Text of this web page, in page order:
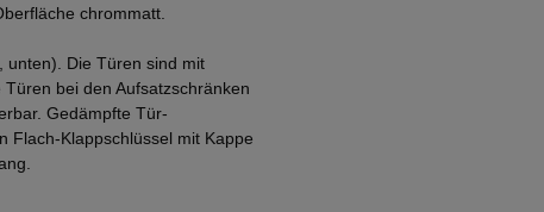
chrommatt.
unten). Die Türen sind mit
bei den Aufsatzschränken
Gedämpfte Tür-
Flach-Klappschlüssel mit Kappe